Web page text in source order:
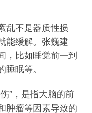
不是器质性损
能缓解。张巍建
，比如睡觉前一到
眠等。
”，是指大脑的前
肿瘤等因素导致的